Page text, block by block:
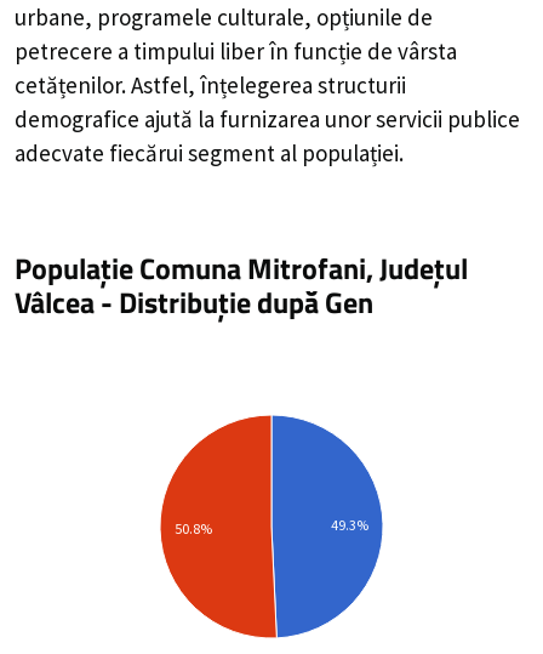
urbane, programele culturale, opțiunile de
petrecere a timpului liber în funcție de vârsta
cetățenilor. Astfel, înțelegerea structurii
demografice ajută la furnizarea unor servicii publice
adecvate fiecărui segment al populației.
Populație Comuna Mitrofani, Județul
Vâlcea-Distribuțiedupă Gen
49.3%
50.8%